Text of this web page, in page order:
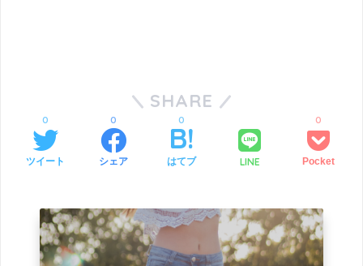
SHARE
ツイート
0
シェア
0
はてブ
0
LINE Pocket
0